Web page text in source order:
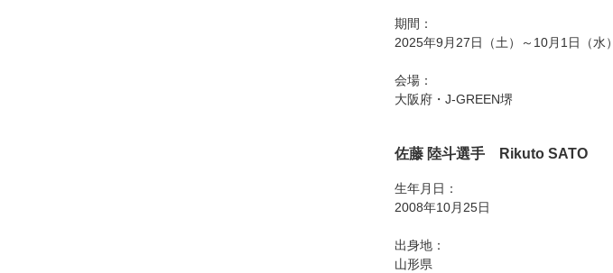
期間：
2025年9月27日（土）～10月1日（水）
会場：
大阪府・J-GREEN堺
佐藤 陸斗選手 Rikuto SATO
生年月日：
2008年10月25日
出身地：
山形県